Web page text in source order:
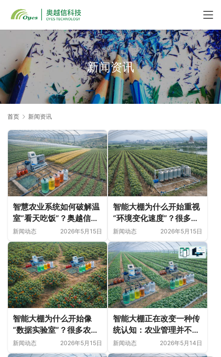
新闻资讯
首页 新闻资讯
智慧农业系统如何破解温
室“看天吃饭”？奥越信科
技深耕甘肃日光温室的精
细化落地实践
新闻动态 2026年5月15日
智能大棚为什么开始重视
“环境变化速度”？很多农
业问题并非突然出现
新闻动态 2026年5月15日
智能大棚为什么开始像
“数据实验室”？很多农业
变化，正在悄悄发生
新闻动态 2026年5月15日
智能大棚正在改变一种传
统认知：农业管理并不只
是“种植技术”
新闻动态 2026年5月14日